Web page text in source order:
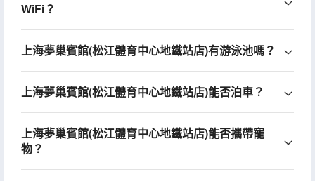
WiFi？
上海夢巢賓館(松江體育中心地鐵站店)有游泳池嗎？
上海夢巢賓館(松江體育中心地鐵站店)能否泊車？
上海夢巢賓館(松江體育中心地鐵站店)能否攜帶寵
物？